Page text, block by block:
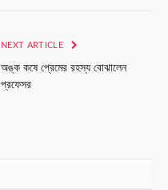
NEXT ARTICLE
অঙ্ক কষে প্রেমের রহস্য বোঝালেন
প্রফেসর